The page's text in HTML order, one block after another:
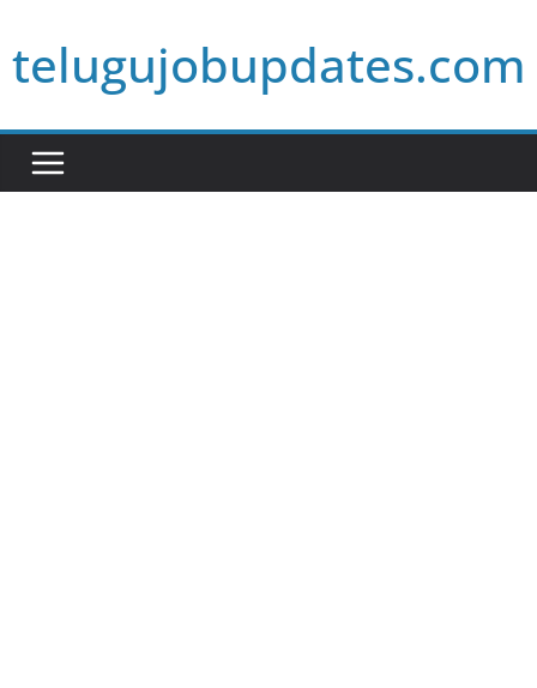
to
content
telugujobupdates.com